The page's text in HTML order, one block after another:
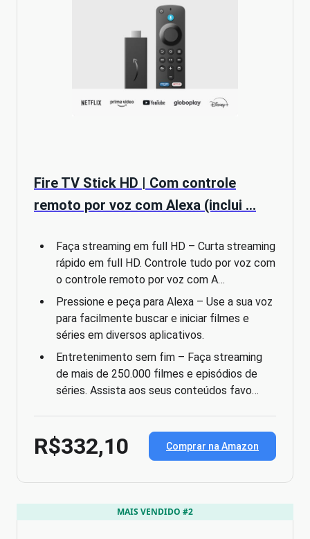
Fire TV Stick HD | Com controle
remoto por voz com Alexa (inclui …
Faça streaming em full HD – Curta streaming
rápido em full HD. Controle tudo por voz com
o controle remoto por voz com A…
Pressione e peça para Alexa – Use a sua voz
para facilmente buscar e iniciar filmes e
séries em diversos aplicativos.
Entretenimento sem fim – Faça streaming
de mais de 250.000 filmes e episódios de
séries. Assista aos seus conteúdos favo…
R$332,10 Comprar na Amazon
MAIS VENDIDO #2